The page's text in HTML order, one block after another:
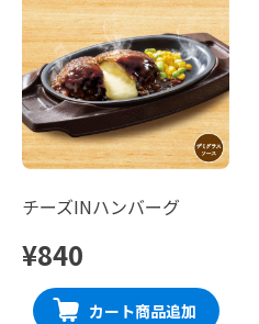
チーズINハンバーグ
¥840
カート商品追加